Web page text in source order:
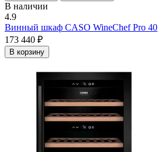
В наличии
4.9
Винный шкаф CASO WineChef Pro 40
173 440 ₽
В корзину